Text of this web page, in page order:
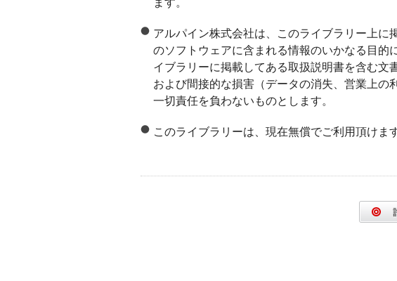
ます。
アルパイン株式会社は、このライブラリー上
のソフトウェアに含まれる情報のいかなる目的
イブラリーに掲載してある取扱説明書を含む
および間接的な損害（データの消失、営業上の
一切責任を負わないものとします。
このライブラリーは、現在無償でご利用頂けま